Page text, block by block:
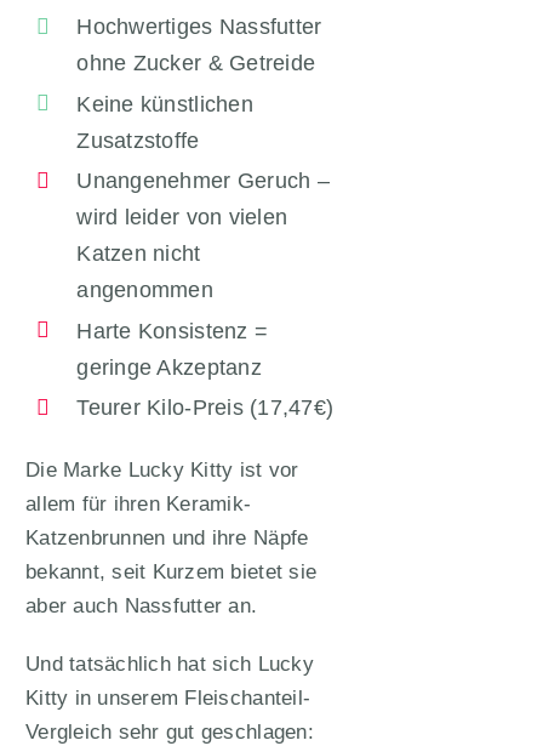
Hochwertiges Nassfutter
ohne Zucker & Getreide
Keine künstlichen
Zusatzstoffe
Unangenehmer Geruch –
wird leider von vielen
Katzen nicht
angenommen
Harte Konsistenz =
geringe Akzeptanz
Teurer Kilo-Preis (17,47€)
Die Marke Lucky Kitty ist vor
allem für ihren Keramik-
Katzenbrunnen und ihre Näpfe
bekannt, seit Kurzem bietet sie
aber auch Nassfutter an.
Und tatsächlich hat sich Lucky
Kitty in unserem Fleischanteil-
Vergleich sehr gut geschlagen: